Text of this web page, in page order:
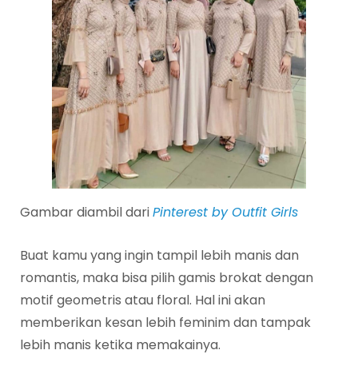
Gambar diambil dariPinterest by Outfit Girls
Buat kamu yang ingin tampil lebih manis dan
romantis, maka bisa pilih gamis brokat dengan
motif geometris atau floral. Hal ini akan
memberikan kesan lebih feminim dan tampak
lebih manis ketika memakainya.